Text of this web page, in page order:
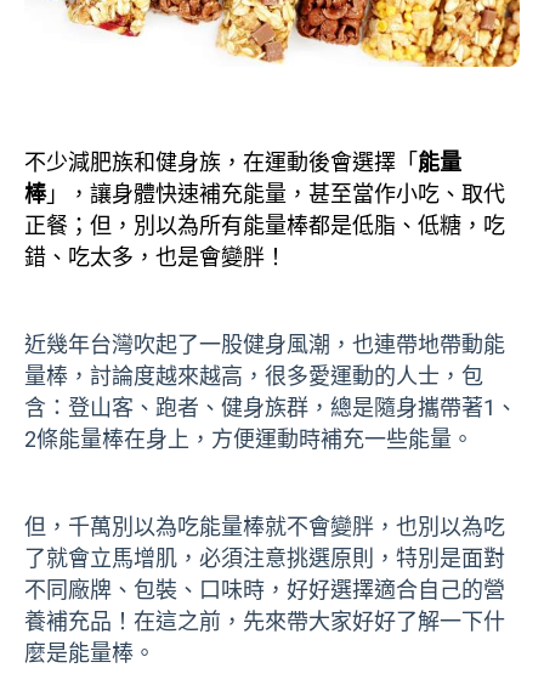
不少減肥族和健身族，在運動後會選擇「 能量
棒」，讓身體快速補充能量，甚至當作小吃、取代
正餐；但，別以為所有能量棒都是低脂、低糖，吃
錯、吃太多，也是會變胖！
近幾年台灣吹起了一股健身風潮，也連帶地帶動能
量棒，討論度越來越高，很多愛運動的人士，包
含：登山客、跑者、健身族群，總是隨身攜帶著1、
2條能量棒在身上，方便運動時補充一些能量。
但，千萬別以為吃能量棒就不會變胖，也別以為吃
了就會立馬增肌，必須注意挑選原則，特別是面對
不同廠牌、包裝、口味時，好好選擇適合自己的營
養補充品！在這之前，先來帶大家好好了解一下什
麼是能量棒。